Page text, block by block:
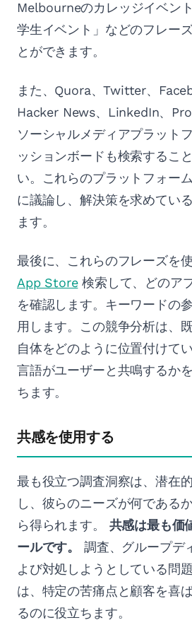
Melbourneのカレッジイベン
学生イベント」などのフレー
とができます。
また、Quora、Twitter、
Hacker News、LinkedIn、
ソーシャルメディアプラット
ッションボードも検索するこ
い。これらのプラットフォー
に議論し、解決策を求めてい
ます。
最後に、これらのフレーズを
App Store検索して、どのア
を確認します。キーワードの
用します。この競争分析は、
自体をどのように位置付けて
言語がユーザーと共鳴するか
ちます。
共感を使用する
最も役立つ調査洞察は、潜在
し、彼らのニーズが何である
ら得られます。 共感は最も価
ールです。
調査、グループデ
よび対処しようとしている問
は、特定の苦痛点と顧客を喜
るのに役立ちます。